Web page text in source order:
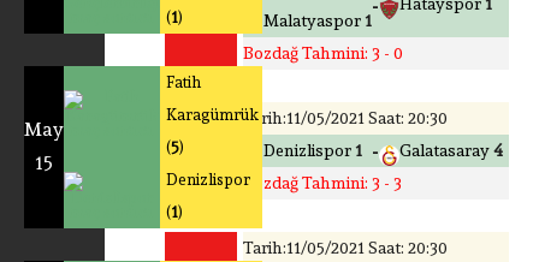
Malatyaspor1
-
Bozdağ Tahmini: 3 - 0
Tarih:11/05/2021 Saat: 20:30
Denizlispor1 - Galatasaray4
Bozdağ Tahmini: 3 - 3
Tarih:11/05/2021 Saat: 20:30
(1)
May
15
Fatih
Karagümrük
(5)
Denizlispor
(1)